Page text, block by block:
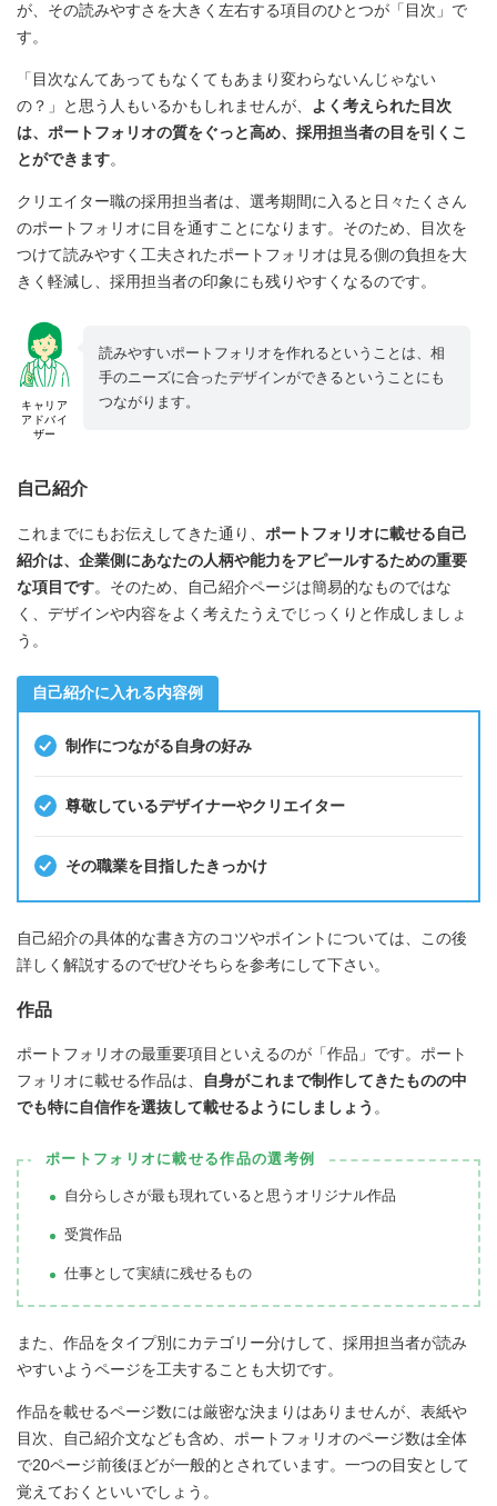
が、その読みやすさを大きく左右する項目のひとつが「目次」で
す。
「目次なんてあってもなくてもあまり変わらないんじゃない
の？」と思う人もいるかもしれませんが、 よく考えられた目次
は、ポートフォリオの質をぐっと高め、採用担当者の目を引くこ
とができます。
クリエイター職の採用担当者は、選考期間に入ると日々たくさん
のポートフォリオに目を通すことになります。そのため、目次を
つけて読みやすく工夫されたポートフォリオは見る側の負担を大
きく軽減し、採用担当者の印象にも残りやすくなるのです。
キャリア
アドバイ
ザー
読みやすいポートフォリオを作れるということは、相
手のニーズに合ったデザインができるということにも
つながります。
自己紹介
これまでにもお伝えしてきた通り、 ポートフォリオに載せる自己
紹介は、企業側にあなたの人柄や能力をアピールするための重要
な項目です。そのため、自己紹介ページは簡易的なものではな
く、デザインや内容をよく考えたうえでじっくりと作成しましょ
う。
自己紹介に入れる内容例
制作につながる自身の好み
尊敬しているデザイナーやクリエイター
その職業を目指したきっかけ
自己紹介の具体的な書き方のコツやポイントについては、この後
詳しく解説するのでぜひそちらを参考にして下さい。
作品
ポートフォリオの最重要項目といえるのが「作品」です。ポート
フォリオに載せる作品は、
自身がこれまで制作してきたものの中
でも特に自信作を選抜して載せるようにしましょう 。
ポートフォリオに載せる作品の選考例
自分らしさが最も現れていると思うオリジナル作品
受賞作品
仕事として実績に残せるもの
また、作品をタイプ別にカテゴリー分けして、採用担当者が読み
やすいようページを工夫することも大切です。
作品を載せるページ数には厳密な決まりはありませんが、表紙や
目次、自己紹介文なども含め、ポートフォリオのページ数は全体
で20ページ前後ほどが一般的とされています。一つの目安として
覚えておくといいでしょう。